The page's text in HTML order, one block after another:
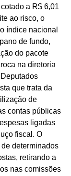
a R$ 6,01
ao risco, o
índice nacional
de fundo,
do pacote
na diretoria
que trata da
de
contas públicas
ligadas
fiscal. O
determinados
retirando a
nas comissões